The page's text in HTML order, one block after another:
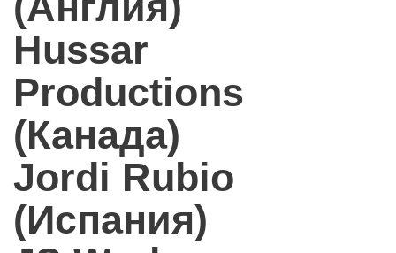
Hussar
Productions
(Канада)
Jordi Rubio
(Испания)